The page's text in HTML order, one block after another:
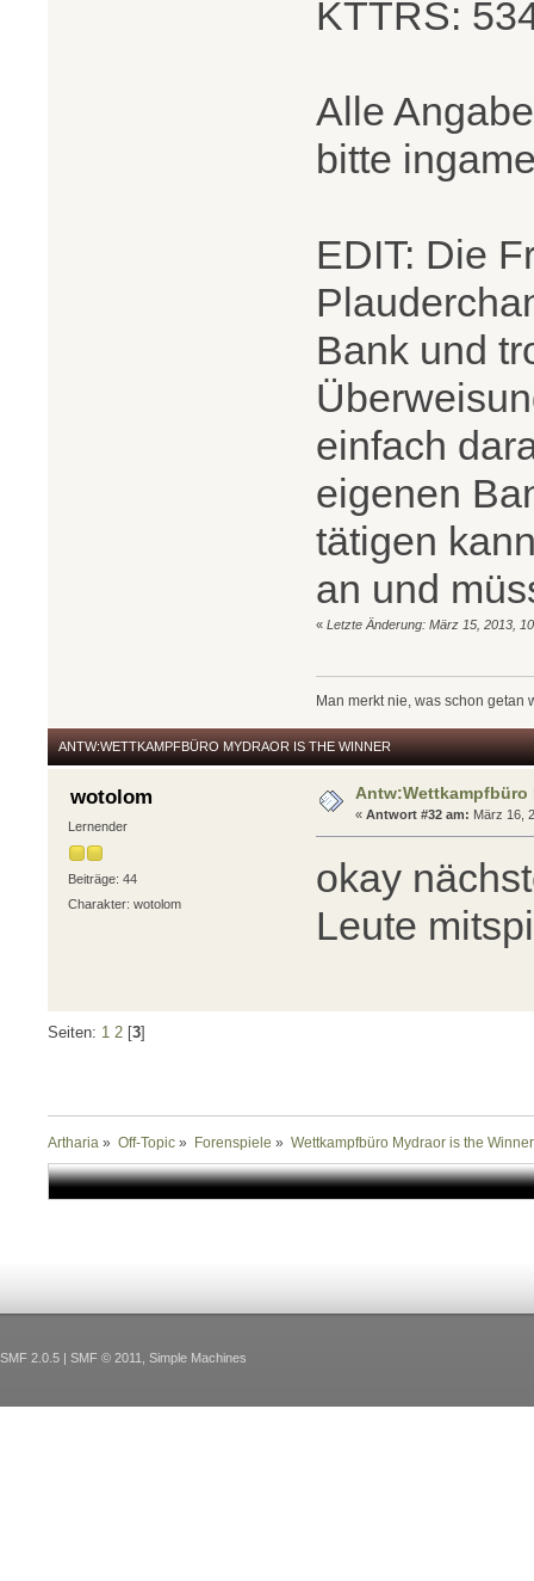
KTTRS:
Alle
bitte
EDIT: Die
Bank und
einfach
eigenen
tätigen
an und
«Letzte Änderung: März 15, 2013,
Man merkt nie, was schon getan
ANTW:WETTKAMPFBÜRO MYDRAOR IS THE WINNER
wotolom
Lernender
Beiträge: 44
Charakter: wotolom
Antw:Wettkampfbüro
«Antwort #32 am: März 16,
okay
Leute
Seiten: 1 2 [3]
Artharia » Off-Topic » Forenspiele » Wettkampfbüro Mydraor is the Winner
SMF 2.0.5 | SMF © 2011 Simple Machines